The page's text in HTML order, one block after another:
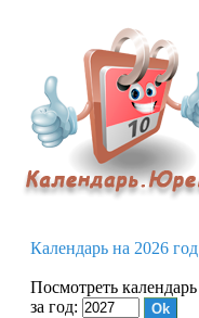
Календарь на 2026 год
Посмотреть календарь
за год: